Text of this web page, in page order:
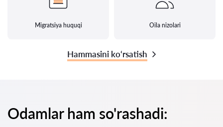
Migratsiya huquqi Oila nizolari
Hammasini ko‘rsatish
Odamlar ham so'rashadi: